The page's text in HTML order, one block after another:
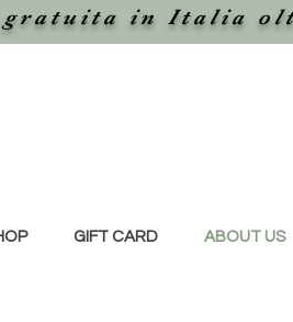
gratuita in Italia
GIFT CARD ABOUT US